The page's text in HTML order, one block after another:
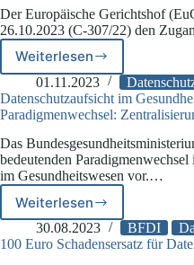
Der Europäische Gerichtshof
26.10.2023 (C-307/22) den
Weiterlesen
EuGH:
Kostenlose
Kopie
der
01.11.2023
Datenschutzaufsicht im
Paradigmenwechsel:
Das
bedeutenden
im Gesundheitswesen vor.…
WeiterlesenDatenschutzaufsicht
im
Gesundheitswesen
30.08.2023 BFDI
100 Euro Schadensersatz für